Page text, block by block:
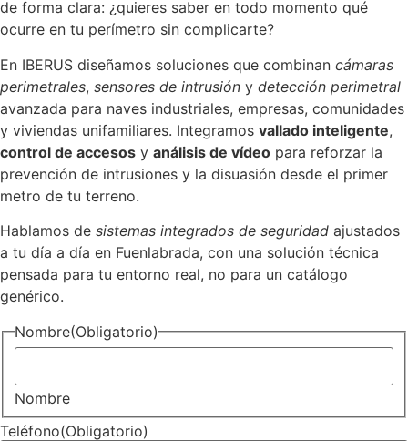
de forma clara: ¿quieres saber en todo momento qué
ocurre en tu perímetro sin complicarte?
En IBERUS diseñamos soluciones que combinan cámaras
perimetrales, sensores de intrusión y detección perimetral
avanzada para naves industriales, empresas, comunidades
y viviendas unifamiliares. Integramos vallado inteligente,
control de accesos y análisis de vídeo para reforzar la
prevención de intrusiones y la disuasión desde el primer
metro de tu terreno.
Hablamos de sistemas integrados de seguridad ajustados
a tu día a día en Fuenlabrada, con una solución técnica
pensada para tu entorno real, no para un catálogo
genérico.
Nombre(Obligatorio)
Nombre
Teléfono(Obligatorio)